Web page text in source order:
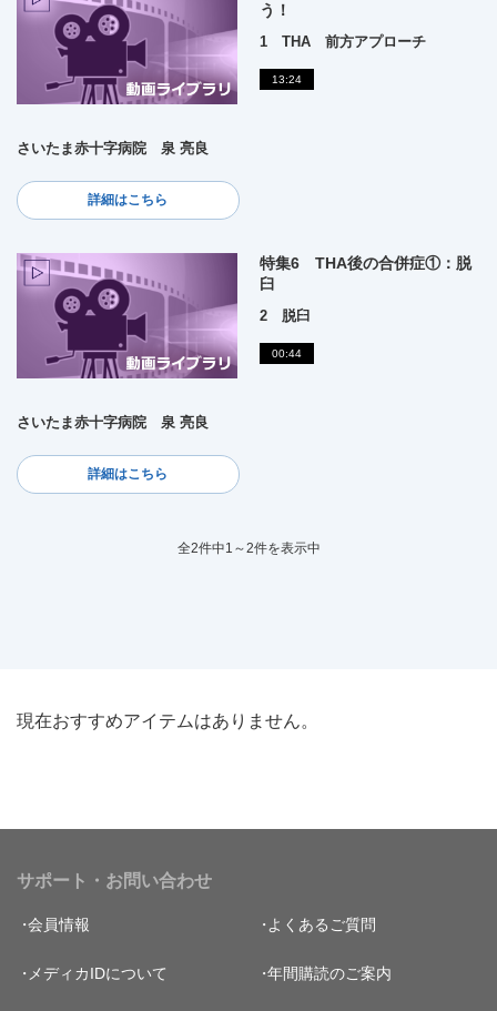
う！
1 THA 前方アプローチ
13:24
さいたま赤十字病院 泉 亮良
詳細はこちら
特集6 THA後の合併症①：脱
臼
2 脱臼
00:44
さいたま赤十字病院 泉 亮良
詳細はこちら
全2件中1～2件を表示中
現在おすすめアイテムはありません。
サポート・お問い合わせ
会員情報 よくあるご質問
メディカIDについて 年間購読のご案内